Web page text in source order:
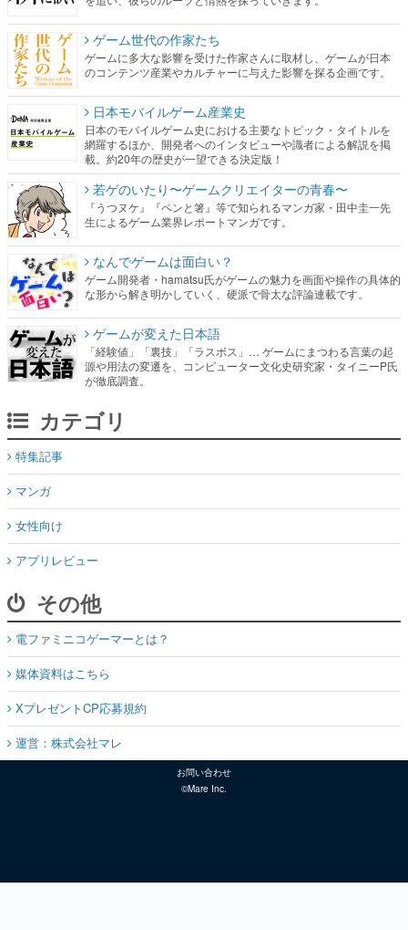
ゲーム世代の作家たち
ゲームに多大な影響を受けた作家さんに取材し、ゲームが日本
のコンテンツ産業やカルチャーに与えた影響を探る企画です。
日本モバイルゲーム産業史
日本のモバイルゲーム史における主要なトピック・タイトルを
網羅するほか、開発者へのインタビューや識者による解説を掲
載。約20年の歴史が一望できる決定版！
若ゲのいたり〜ゲームクリエイターの青春〜
『うつヌケ』『ペンと箸』等で知られるマンガ家・田中圭一先
生によるゲーム業界レポートマンガです。
なんでゲームは面白い？
ゲーム開発者・hamatsu氏がゲームの魅力を画面や操作の具体的
な形から解き明かしていく、硬派で骨太な評論連載です。
ゲームが変えた日本語
「経験値」「裏技」「ラスボス」… ゲームにまつわる言葉の起
源や用法の変遷を、コンピューター文化史研究家・タイニーP氏
が徹底調査。
カテゴリ
特集記事
マンガ
女性向け
アプリレビュー
その他
電ファミニコゲーマーとは？
媒体資料はこちら
XプレゼントCP応募規約
運営：株式会社マレ
お問い合わせ
©Mare Inc.